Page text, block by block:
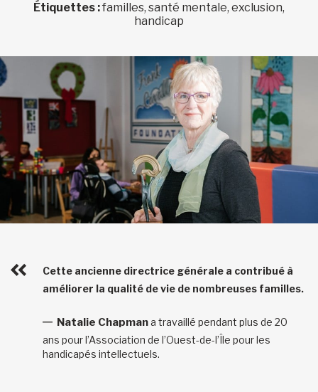
Étiquettes :familles, santé mentale, exclusion,
handicap
Cette ancienne directrice générale a contribué à
améliorer la qualité de vie de nombreuses familles.
Natalie Chapmana travaillé pendant plus de 20
ans pour l’Association de l’Ouest-de-l’Île pour les
handicapés intellectuels.